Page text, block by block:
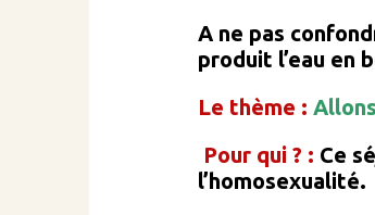
A ne pas
produit l’eau en
Le thème :
Pour qui ? : Ce
l’homosexualité.